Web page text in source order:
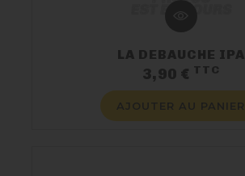
LA DEBAUCHE IPA
3,90 € TTC
AJOUTER AU PANIER